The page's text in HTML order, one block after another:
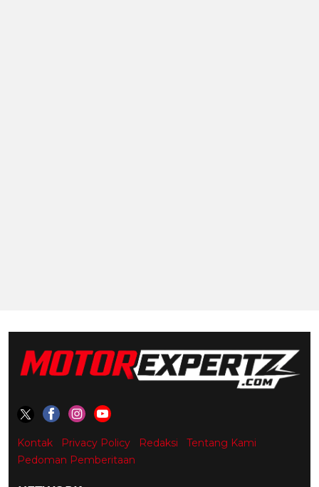
Kontak Privacy Policy Redaksi
Tentang Kami
Pedoman Pemberitaan